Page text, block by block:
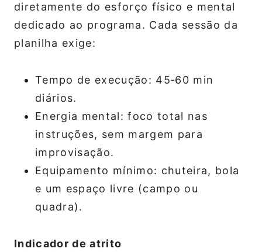
diretamente do esforço físico e mental
dedicado ao programa. Cada sessão da
planilha exige:
Tempo de execução: 45‑60 min
diários.
Energia mental: foco total nas
instruções, sem margem para
improvisação.
Equipamento mínimo: chuteira, bola
e um espaço livre (campo ou
quadra).
Indicador de atrito